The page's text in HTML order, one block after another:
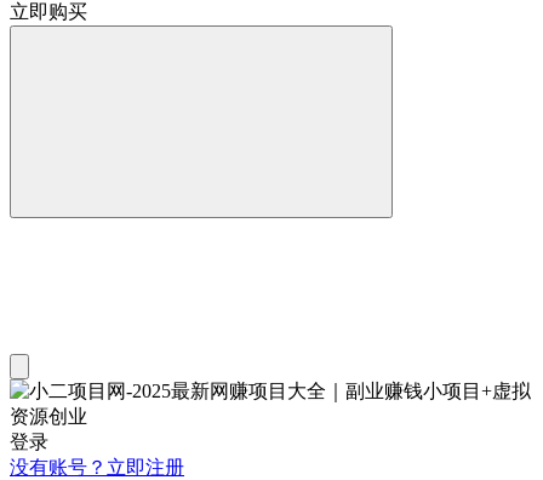
立即购买
登录
没有账号？立即注册